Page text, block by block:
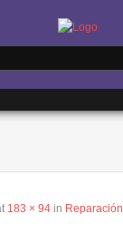
183 × 94 in Reparación